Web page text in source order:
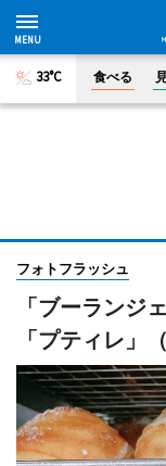
33°C 食べる
フォトフラッシュ
「ブーランジ
「プティレ」